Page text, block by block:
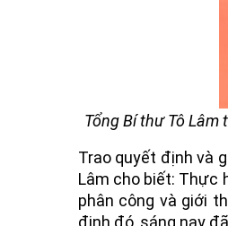
Tổng Bí thư Tô Lâm
Trao quyết định và
Lâm cho biết: Thực
phân công và giới
định đó, sáng nay